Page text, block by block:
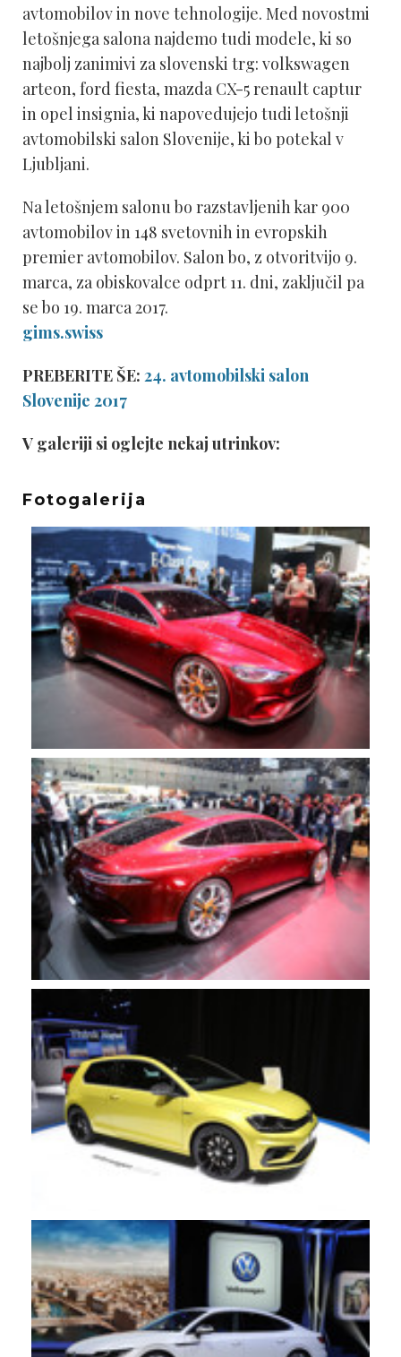
avtomobilov in nove tehnologije. Med novostmi
letošnjega salona najdemo tudi modele, ki so
najbolj zanimivi za slovenski trg: volkswagen
arteon, ford fiesta, mazda CX-5 renault captur
in opel insignia, ki napovedujejo tudi letošnji
avtomobilski salon Slovenije, ki bo potekal v
Ljubljani.
Na letošnjem salonu bo razstavljenih kar 900
avtomobilov in 148 svetovnih in evropskih
premier avtomobilov. Salon bo, z otvoritvijo 9.
marca, za obiskovalce odprt 11. dni, zaključil pa
se bo 19. marca 2017.
gims.swiss
PREBERITE ŠE: 24. avtomobilski salon
Slovenije 2017
V galeriji si oglejte nekaj utrinkov:
Fotogalerija